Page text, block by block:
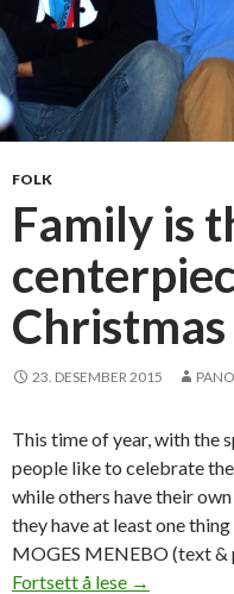
FOLK
Family is
23. DESEMBER 2015
This time of year, with the
people like to celebrate
while others have their
they have at least one
MOGES MENEBO (text
Fortsett å lese F
→